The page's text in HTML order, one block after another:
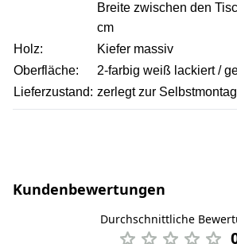
Breite zwischen den
cm
Holz:
Kiefer massiv
Oberfläche:
2-farbig weiß lackiert /
Lieferzustand: zerlegt zur
Kundenbewertungen
Durchschnittliche